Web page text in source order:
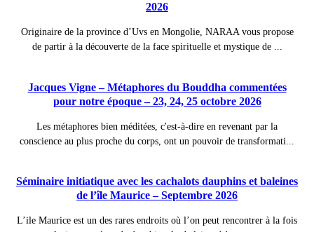
2026
Originaire de la province d’Uvs en Mongolie, NARAA vous propose
de partir à la découverte de la face spirituelle et mystique de ...
Jacques Vigne – Métaphores du Bouddha commentées
pour notre époque – 23, 24, 25 octobre 2026
Les métaphores bien méditées, c'est-à-dire en revenant par la
conscience au plus proche du corps, ont un pouvoir de transformati...
Séminaire initiatique avec les cachalots dauphins et baleines
de l’île Maurice – Septembre 2026
L’ile Maurice est un des rares endroits où l’on peut rencontrer à la fois